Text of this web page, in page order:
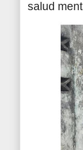
salud